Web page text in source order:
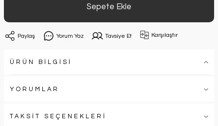
Sepete Ekle
Paylaş Yorum Yaz Tavsiye Et Karşılaştır
ÜRÜN BİLGİSİ
YORUMLAR
TAKSİT SEÇENEKLERİ